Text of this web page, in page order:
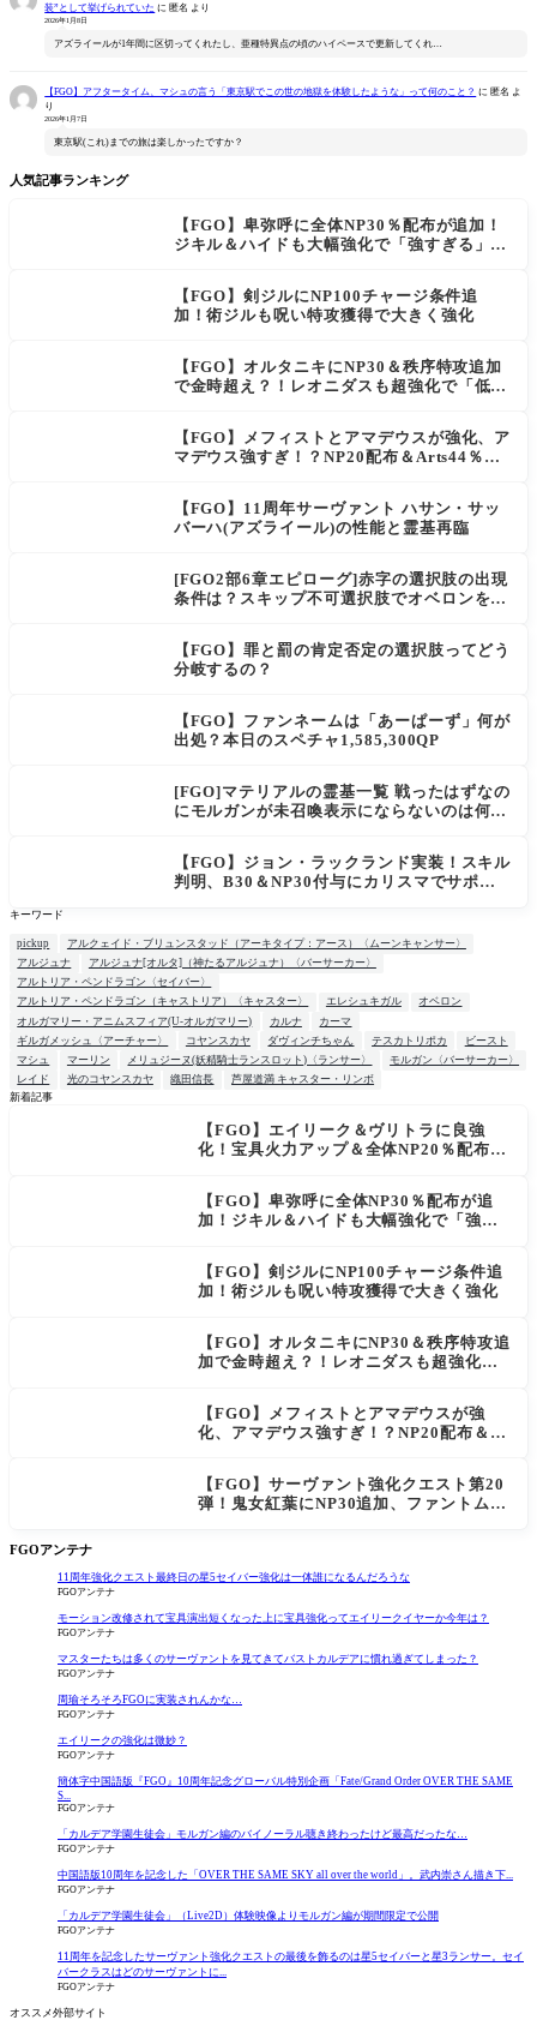
装”として挙げられていた に 匿名 より
2026年1月8日
アズライールが1年間に区切ってくれたし、亜種特異点の頃のハイペースで更新してくれ…
【FGO】アフタータイム、マシュの言う「東京駅でこの世の地獄を体験したような」って何のこと？ に 匿名 よ
り
2026年1月7日
東京駅(これ)までの旅は楽しかったですか？
人気記事ランキング
【FGO】卑弥呼に全体NP30％配布が追加！
ジキル＆ハイドも大幅強化で「強すぎる」の
【FGO】剣ジルにNP100チャージ条件追
加！術ジルも呪い特攻獲得で大きく強化
【FGO】オルタニキにNP30＆秩序特攻追加
で金時超え？！レオニダスも超強化で「低レ
【FGO】メフィストとアマデウスが強化、ア
マデウス強すぎ！？NP20配布＆Arts44％強
【FGO】11周年サーヴァント ハサン・サッ
バーハ(アズライール)の性能と霊基再臨
[FGO2部6章エピローグ]赤字の選択肢の出現
条件は？スキップ不可選択肢でオベロンを疑
【FGO】罪と罰の肯定否定の選択肢ってどう
分岐するの？
【FGO】ファンネームは「あーぱーず」何が
出処？本日のスペチャ1,585,300QP
[FGO]マテリアルの霊基一覧 戦ったはずなの
にモルガンが未召喚表示にならないのは何
【FGO】ジョン・ラックランド実装！スキル
判明、B30＆NP30付与にカリスマでサポ性
キーワード
pickup
アルクェイド・ブリュンスタッド（アーキタイプ：アース）〈ムーンキャンサー〉
アルジュナ
アルジュナ[オルタ]（神たるアルジュナ）〈バーサーカー〉
アルトリア・ペンドラゴン〈セイバー〉
アルトリア・ペンドラゴン（キャストリア）〈キャスター〉
エレシュキガル
オベロン
オルガマリー・アニムスフィア(U-オルガマリー)
カルナ
カーマ
ギルガメッシュ〈アーチャー〉
コヤンスカヤ ダヴィンチちゃん テスカトリポカ
ビースト
マシュ
マーリン メリュジーヌ(妖精騎士ランスロット)〈ランサー〉
モルガン〈バーサーカー〉
レイド
光のコヤンスカヤ 織田信長
芦屋道満 キャスター・リンボ
新着記事
【FGO】エイリーク＆ヴリトラに良強
化！宝具火力アップ＆全体NP20％配布で
【FGO】卑弥呼に全体NP30％配布が追
加！ジキル＆ハイドも大幅強化で「強す
【FGO】剣ジルにNP100チャージ条件追
加！術ジルも呪い特攻獲得で大きく強化
【FGO】オルタニキにNP30＆秩序特攻追
加で金時超え？！レオニダスも超強化で
【FGO】メフィストとアマデウスが強
化、アマデウス強すぎ！？NP20配布＆Ar
【FGO】サーヴァント強化クエスト第20
弾！鬼女紅葉にNP30追加、ファントムも
FGOアンテナ
11周年強化クエスト最終日の星5セイバー強化は一体誰になるんだろうな
FGOアンテナ
モーション改修されて宝具演出短くなった上に宝具強化ってエイリークイヤーか今年は？
FGOアンテナ
マスターたちは多くのサーヴァントを見てきてバストカルデアに慣れ過ぎてしまった？
FGOアンテナ
周瑜そろそろFGOに実装されんかな…
FGOアンテナ
エイリークの強化は微妙？
FGOアンテナ
簡体字中国語版『FGO』10周年記念グローバル特別企画「Fate/Grand Order OVER THE SAME
S...
FGOアンテナ
「カルデア学園生徒会」モルガン編のバイノーラル聴き終わったけど最高だったな…
FGOアンテナ
中国語版10周年を記念した「OVER THE SAME SKY all over the world」。武内崇さん描き下...
FGOアンテナ
「カルデア学園生徒会」（Live2D）体験映像よりモルガン編が期間限定で公開
FGOアンテナ
11周年を記念したサーヴァント強化クエストの最後を飾るのは星5セイバーと星3ランサー。セイ
バークラスはどのサーヴァントに...
FGOアンテナ
オススメ外部サイト